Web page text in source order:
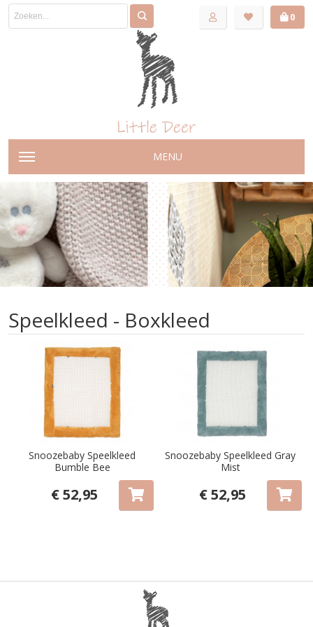
0
MENU
Speelkleed - Boxkleed
Snoozebaby Speelkleed
Bumble Bee
€ 52,95
Snoozebaby Speelkleed Gray
Mist
€ 52,95